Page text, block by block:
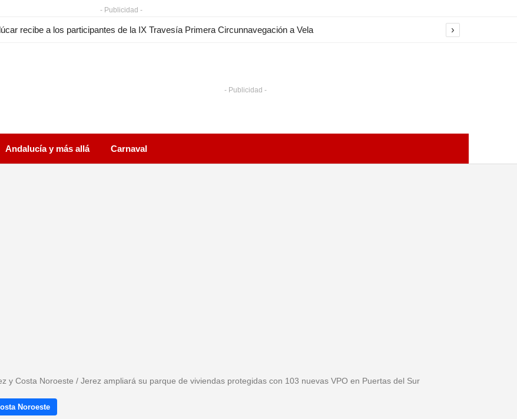
- Publicidad -
recibe a los participantes de la IX Travesía Primera Circunnavegación a Vela ›
- Publicidad -
Andalucía y más allá Carnaval
y Costa Noroeste / Jerez ampliará su parque de viviendas protegidas con 103 nuevas VPO en Puertas del Sur
Noroeste